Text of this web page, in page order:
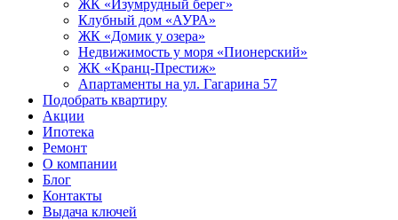
ЖК «Изумрудный берег»
Клубный дом «АУРА»
ЖК «Домик у озера»
Недвижимость у моря «Пионерский»
ЖК «Кранц-Престиж»
Апартаменты на ул. Гагарина 57
Подобрать квартиру
Акции
Ипотека
Ремонт
О компании
Блог
Контакты
Выдача ключей